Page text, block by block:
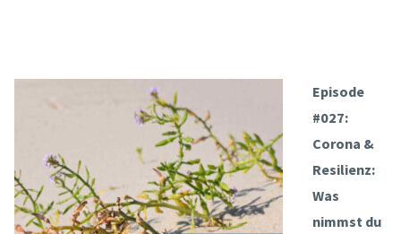
Episode
#027:
Corona &
Resilienz:
Was
nimmst du